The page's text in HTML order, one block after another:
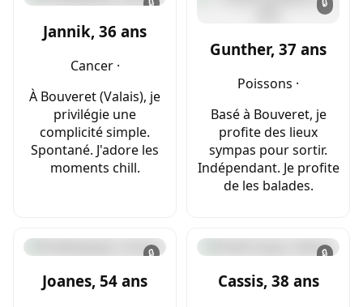
🔒
Jannik, 36 ans
Cancer ·
À Bouveret (Valais), je
privilégie une
complicité simple.
Spontané. J'adore les
moments chill.
🔒
Gunther, 37 ans
Poissons ·
Basé à Bouveret, je
profite des lieux
sympas pour sortir.
Indépendant. Je profite
de les balades.
🔒
Joanes, 54 ans
🔒
Cassis, 38 ans